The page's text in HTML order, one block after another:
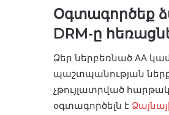
Օգտագործեք
DRM-ը
Ձեր ներբեռնած AA
պաշտպանության
չթույլատրված
օգտագործելն է